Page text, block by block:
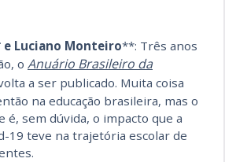
e Luciano Monteiro**: Três anos
o Anuário Brasileiro da
a ser publicado. Muita coisa
na educação brasileira, mas o
é, sem dúvida, o impacto que a
19 teve na trajetória escolar de